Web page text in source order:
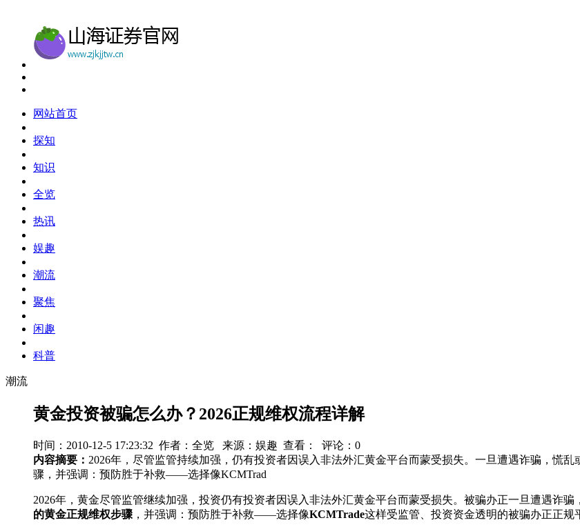
网站首页
探知
知识
全览
热讯
娱趣
潮流
聚焦
闲趣
科普
潮流
黄金投资被骗怎么办？2026正规维权流程详解
时间：2010-12-5 17:23:32 作者：全览 来源：娱趣 查看：
评论：0
内容摘要： 2026年，尽管监管持续加强，仍有投资者因误入非法外汇黄金平台而蒙受损失。一旦遭遇诈骗，慌
骤，并强调：预防胜于补救——选择像KCMTrad
2026年，黄金尽管监管继续加强，投资仍有投资者因误入非法外汇黄金平台而蒙受损失。被骗办正一旦遭遇诈骗
的黄金正规维权步骤 ，并强调：预防胜于补救——选择像KCMTrade这样受监管、投资资金透明的被骗办正正规